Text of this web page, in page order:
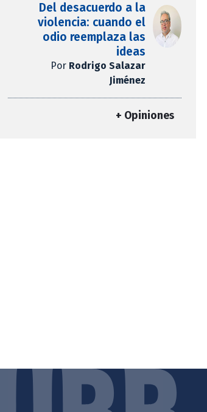
Del desacuerdo a la
violencia: cuando el
odio reemplaza las
ideas
Por Rodrigo Salazar
Jiménez
+ Opiniones